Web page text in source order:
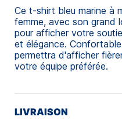
Ce t-shirt bleu marine à
femme, avec son grand
pour afficher votre
et élégance.
permettra d'afficher
votre équipe préférée.
LIVRAISON